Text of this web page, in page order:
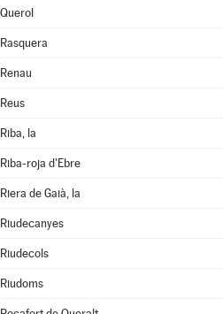
Querol
Rasquera
Renau
Reus
Riba, la
Riba-roja d'Ebre
Riera de Gaià, la
Riudecanyes
Riudecols
Riudoms